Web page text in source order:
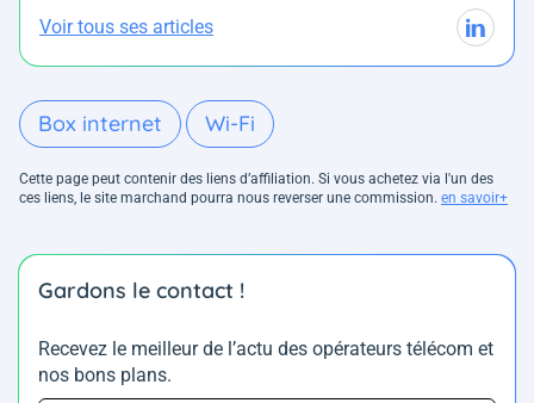
Voir tous ses articles
Box internet Wi-Fi
Cette page peut contenir des liens d’affiliation. Si vous achetez via l'un des
ces liens, le site marchand pourra nous reverser une commission. en savoir+
Gardons le contact !
Recevez le meilleur de l’actu des opérateurs télécom et
nos bons plans.